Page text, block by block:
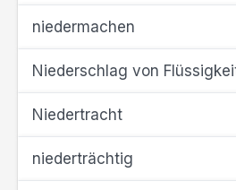
niedermachen
Niederschlag von
Niedertracht
niederträchtig